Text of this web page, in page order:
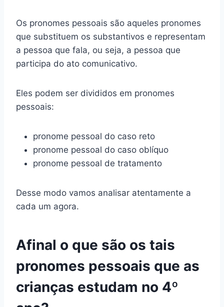
Os pronomes pessoais são aqueles pronomes
que substituem os substantivos e representam
a pessoa que fala, ou seja, a pessoa que
participa do ato comunicativo.
Eles podem ser divididos em pronomes
pessoais:
pronome pessoal do caso reto
pronome pessoal do caso oblíquo
pronome pessoal de tratamento
Desse modo vamos analisar atentamente a
cada um agora.
Afinal o que são os tais
pronomes pessoais que as
crianças estudam no 4º